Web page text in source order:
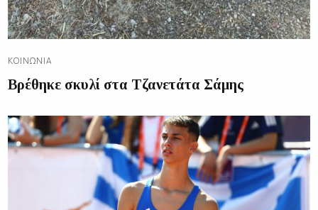
ΚΟΙΝΩΝΊΑ
Βρέθηκε σκυλί στα Τζανετάτα Σάμης